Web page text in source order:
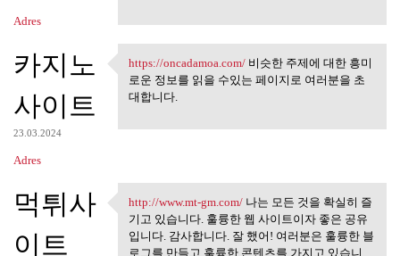
Adres
카지노
사이트
23.03.2024
Adres
https://oncadamoa.com/ 비슷한
https://oncadamoa.com/비슷한 주제에 대한 흥미
로운 정보를 읽을 수있는 페이지로 여러분을 초
대합니다.
먹튀사
이트
http://www.mt-gm.com/ 나는 모든
http://www.mt-gm.com/나는 모든 것을 확실히 즐
기고 있습니다. 훌륭한 웹 사이트이자 좋은 공유
입니다. 감사합니다. 잘 했어! 여러분은 훌륭한 블
로그를 만들고 훌륭한 콘텐츠를 가지고 있습니